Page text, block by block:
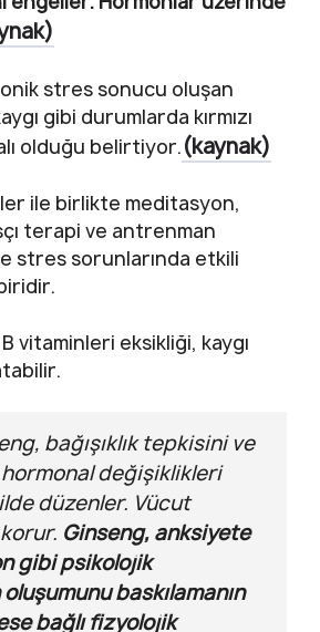
stres sonucu oluşan
gibi durumlarda kırmızı
olduğu belirtiyor.(kaynak)
ile birlikte meditasyon,
terapi ve antrenman
stres sorunlarında etkili
vitaminleri eksikliği, kaygı
bağışıklık tepkisini ve
değişiklikleri
düzenler. Vücut
Ginseng, anksiyete
gibi psikolojik
baskılamanın
bağlı fizyolojik